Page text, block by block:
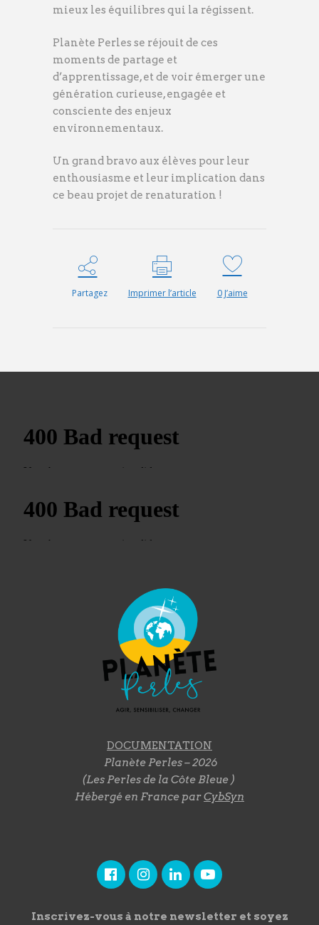
mieux les équilibres qui la régissent.
Planète Perles se réjouit de ces
moments de partage et
d’apprentissage, et de voir émerger une
génération curieuse, engagée et
consciente des enjeux
environnementaux.
Un grand bravo aux élèves pour leur
enthousiasme et leur implication dans
ce beau projet de renaturation !
Partagez Imprimer l’article 0J’aime
DOCUMENTATION
Planète Perles – 2026
(Les Perles de la Côte Bleue )
Hébergé en France parCybSyn
Inscrivez-vous à notre newsletter et soyez